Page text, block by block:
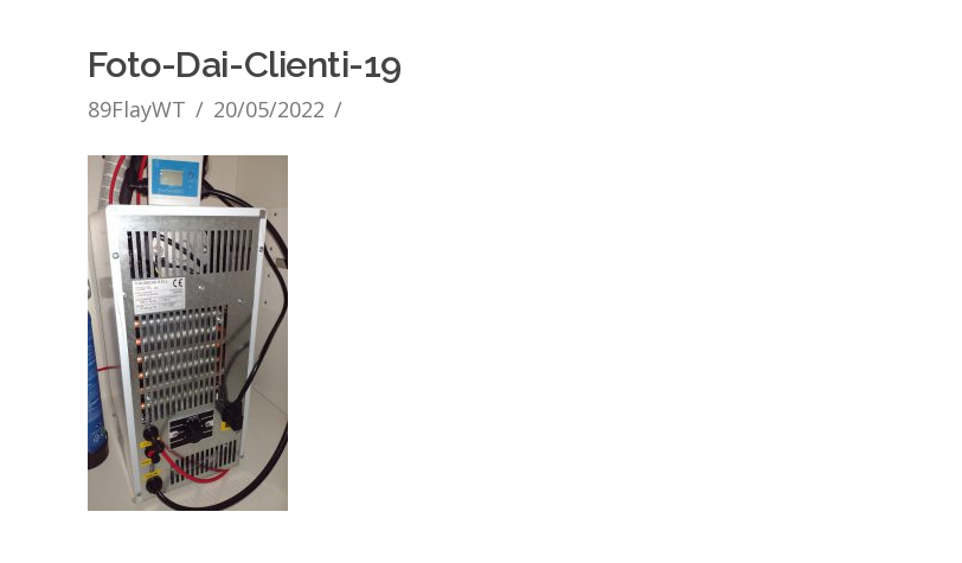
Foto-Dai-Clienti-19
89FlayWT 20/05/2022